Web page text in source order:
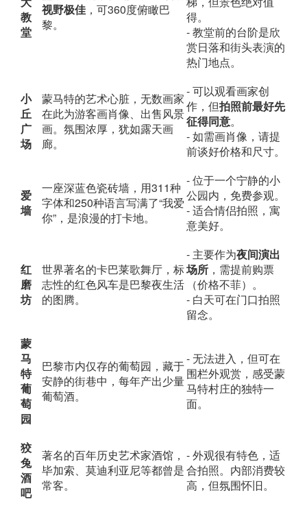
教
堂
视野极佳 ，可360度俯瞰巴
黎。
得。
- 教堂前的台阶是欣
赏日落和街头表演的
热门地点。
小
丘
广
场
蒙马特的艺术心脏，无数画家
在此为游客画肖像、出售风景
画。氛围浓厚，犹如露天画
廊。
- 可以观看画家创
作，但拍照前最好先
征得同意。
- 如需画肖像，请提
前谈好价格和尺寸。
爱
墙
一座深蓝色瓷砖墙，用311种
字体和250种语言写满了“我爱
你”，是浪漫的打卡地。
- 位于一个宁静的小
公园内，免费参观。
- 适合情侣拍照，寓
意美好。
红
磨
坊
世界著名的卡巴莱歌舞厅，标
志性的红色风车是巴黎夜生活
的图腾。
- 主要作为夜间演出
场所 ，需提前购票
（价格不菲）。
- 白天可在门口拍照
留念。
蒙
马
特
葡
萄
园
巴黎市内仅存的葡萄园，藏于
安静的街巷中，每年产出少量
葡萄酒。
- 无法进入，但可在
围栏外观赏，感受蒙
马特村庄的独特一
面。
狡
兔
酒
吧
著名的百年历史艺术家酒馆，
毕加索、莫迪利亚尼等都曾是
常客。
- 外观很有特色，适
合拍照。内部消费较
高，但氛围怀旧。